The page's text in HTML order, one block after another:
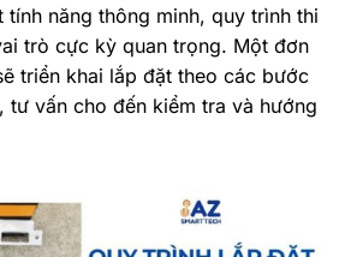
tính năng thông minh, quy trình thi
trò cực kỳ quan trọng. Một đơn
triển khai lắp đặt theo các bước
tư vấn cho đến kiểm tra và hướng